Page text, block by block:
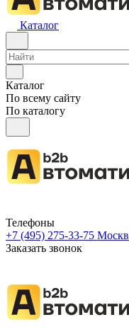
Каталог
Каталог
По всему сайту
По каталогу
Телефоны
+7 (495) 275-33-75
Заказать звонок